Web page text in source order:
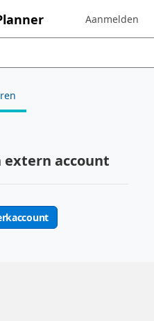
Sign in to your
Aanmelden
extern account